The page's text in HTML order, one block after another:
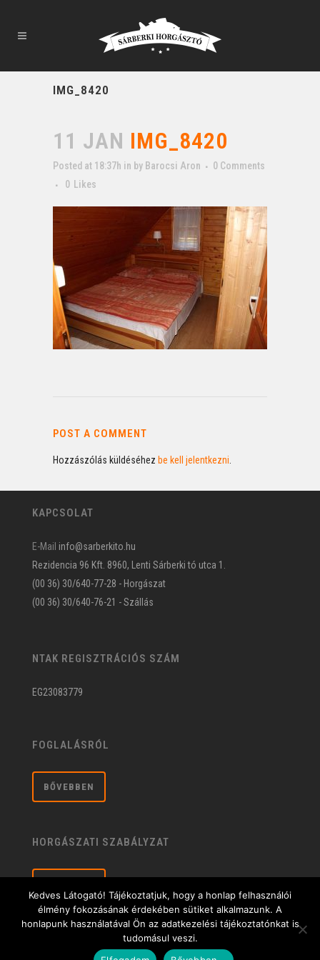
IMG_8420
11 JAN IMG_8420
Posted at 18:37h in by Barocsi Aron
0 Comments
0
Likes
POST A COMMENT
Hozzászólás küldéséhez be kell jelentkezni
KAPCSOLAT
E-Mail info@sarberkito.hu
Rezidencia 96 Kft. 8960, Lenti Sárberki tó utca 1.
(00 36) 30/640-77-28 - Horgászat
(00 36) 30/640-76-21 - Szállás
NTAK REGISZTRÁCIÓS SZÁM
EG23083779
FOGLALÁSRÓL
BŐVEBBEN
HORGÁSZATI SZABÁLYZAT
| © 2020 Sárberki Horgásztó és Szabadidőközpont |
Kedves Látogató! Tájékoztatjuk, hogy a honlap felhasználói
élmény fokozásának érdekében sütiket alkalmazunk. A
honlapunk használatával Ön az adatkezelési tájékoztatónkat is
tudomásul veszi.